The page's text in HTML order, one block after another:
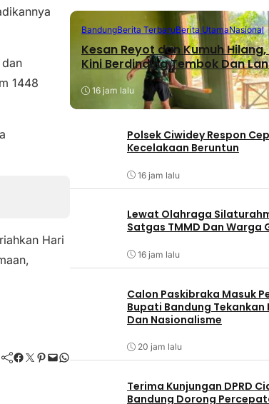
1448
Hari
Facebook Twitter Pinterest Mail WhatsApp
BandungBerita TerbaruBerita UtamaNasional
Kesan Reyot dan Kumuh
Kini Berdinding Tembok Dan
16 jam lalu
Polsek Ciwidey Respon
Kecelakaan Beruntun
16 jam lalu
Lewat Olahraga
Satgas TMMD Dan Warga
16 jam lalu
Calon Paskibraka Masuk
Bupati Bandung
Dan Nasionalisme
20 jam lalu
Terima Kunjungan DPRD
Bandung Dorong